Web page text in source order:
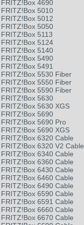
FRITZ!Box 4690
FRITZ!Box 5010
FRITZ!Box 5012
FRITZ!Box 5050
FRITZ!Box 5113
FRITZ!Box 5124
FRITZ!Box 5140
FRITZ!Box 5490
FRITZ!Box 5491
FRITZ!Box 5530 Fiber
FRITZ!Box 5550 Fiber
FRITZ!Box 5590 Fiber
FRITZ!Box 5630
FRITZ!Box 5630 XGS
FRITZ!Box 5690
FRITZ!Box 5690 Pro
FRITZ!Box 5690 XGS
FRITZ!Box 6320 Cable
FRITZ!Box 6320 V2 Cable
FRITZ!Box 6340 Cable
FRITZ!Box 6360 Cable
FRITZ!Box 6430 Cable
FRITZ!Box 6460 Cable
FRITZ!Box 6490 Cable
FRITZ!Box 6590 Cable
FRITZ!Box 6591 Cable
FRITZ!Box 6660 Cable
FRITZ!Box 6670 Cable